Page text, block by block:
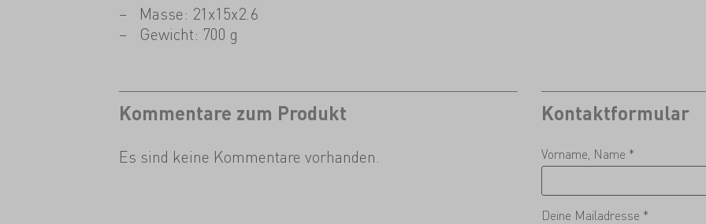
Masse: 21x15x2.6
Gewicht: 700 g
Kommentare zum Produkt
Es sind keine Kommentare vorhanden.
Kontaktformular
Vorname, Name *
Deine Mailadresse *